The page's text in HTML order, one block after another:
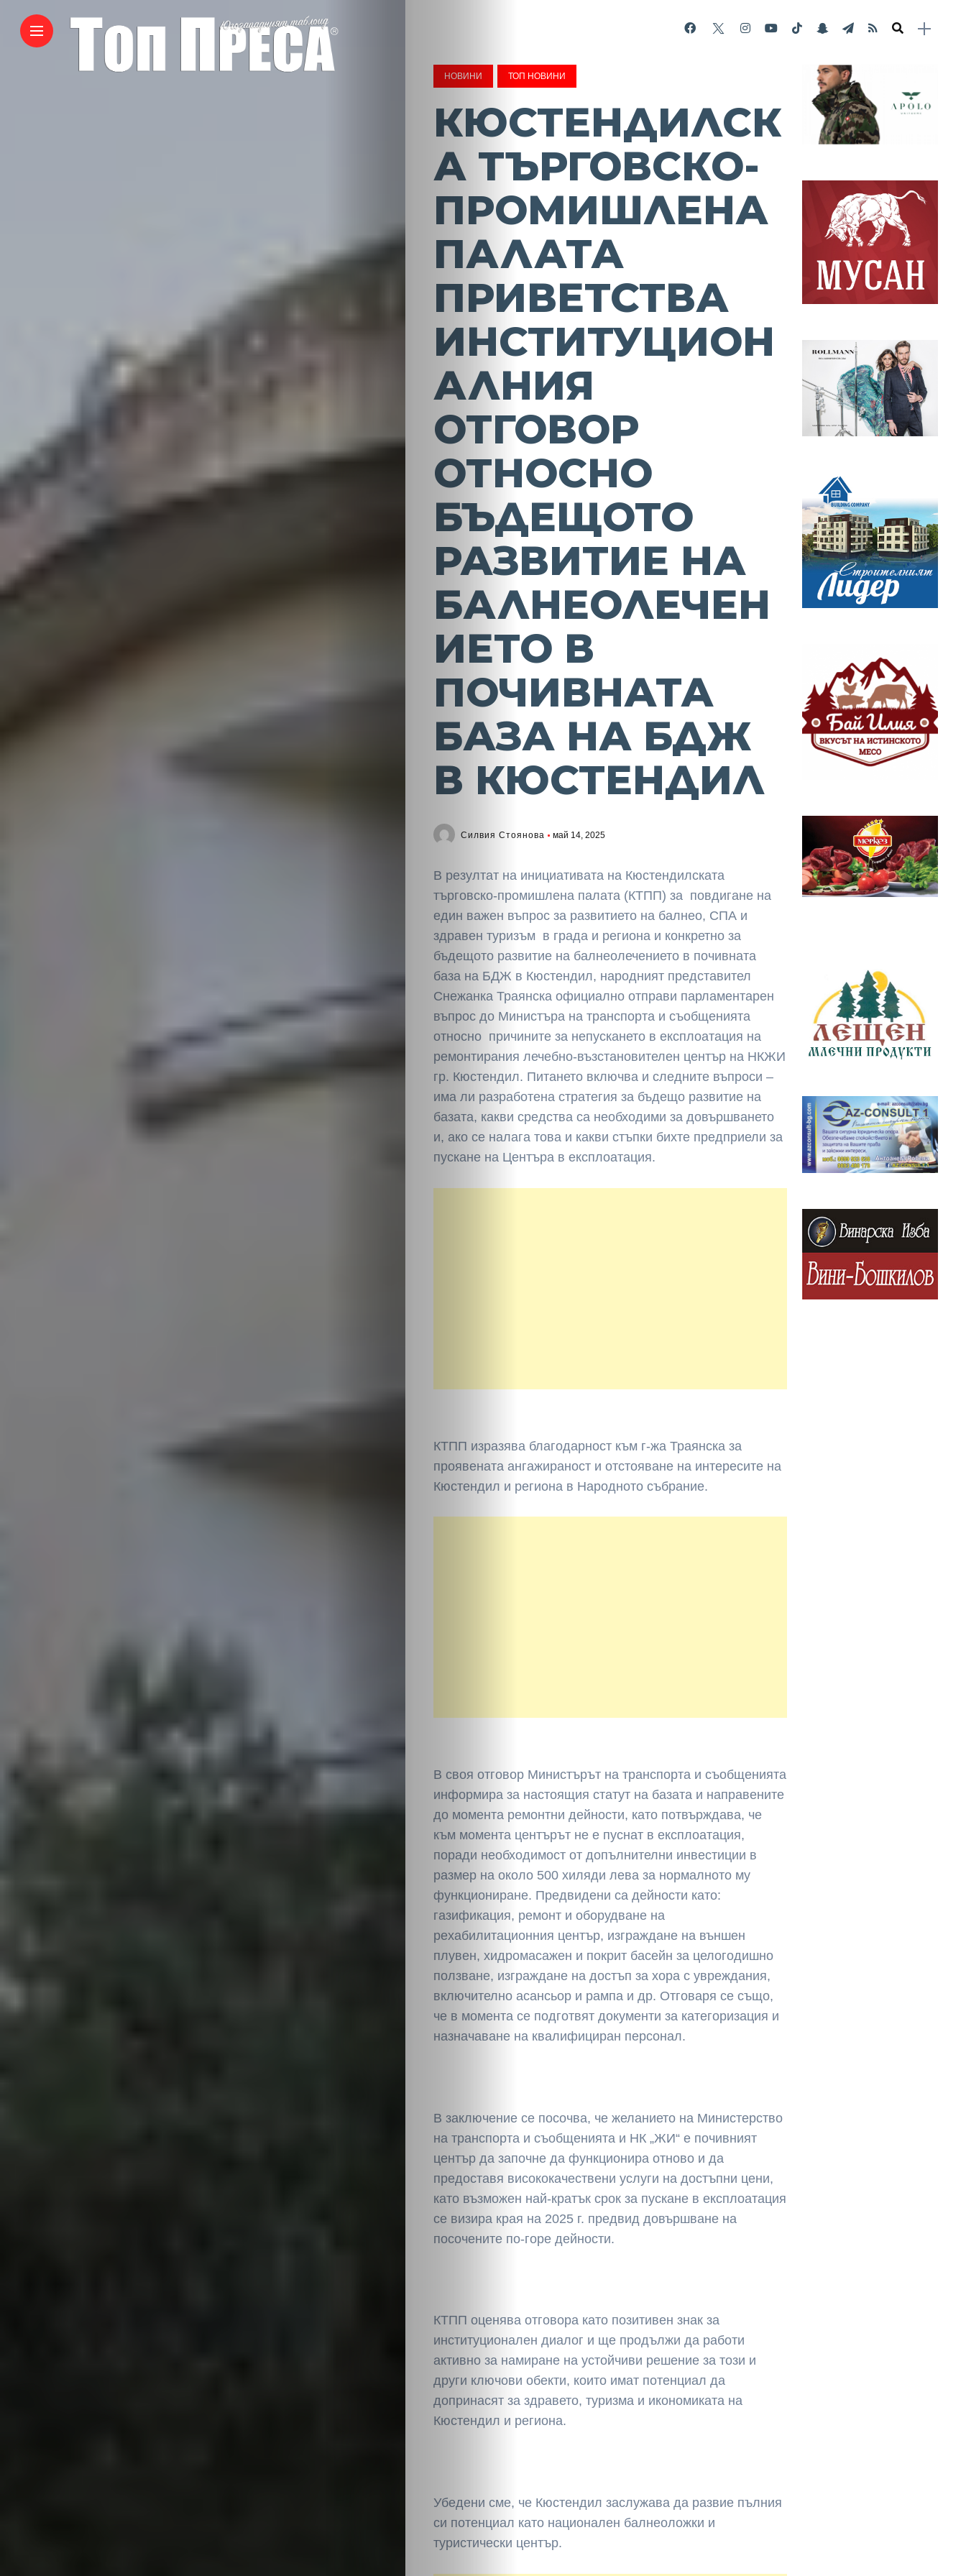
Политика
Разследване
Спорт
Малки
Таблоид
Новини
Search
НОВИНИ ТОП НОВИНИ
КЮСТЕНДИЛСК
А ТЪРГОВСКО-
ПРОМИШЛЕНА
ПАЛАТА
ПРИВЕТСТВА
ИНСТИТУЦИОН
АЛНИЯ
ОТГОВОР
ОТНОСНО
БЪДЕЩОТО
РАЗВИТИЕ НА
БАЛНЕОЛЕЧЕН
ИЕТО В
ПОЧИВНАТА
БАЗА НА БДЖ
В КЮСТЕНДИЛ
Силвия Стоянова май 14, 2025
В резултат на инициативата на Кюстендилската
търговско-промишлена палата (КТПП) за повдигане на
един важен въпрос за развитието на балнео, СПА и
здравен туризъм в града и региона и конкретно за
бъдещото развитие на балнеолечението в почивната
база на БДЖ в Кюстендил, народният представител
Снежанка Траянска официално отправи парламентарен
въпрос до Министъра на транспорта и съобщенията
относно причините за непускането в експлоатация на
ремонтирания лечебно-възстановителен център на НКЖИ
гр. Кюстендил. Питането включва и следните въпроси –
има ли разработена стратегия за бъдещо развитие на
базата, какви средства са необходими за довършването
и, ако се налага това и какви стъпки бихте предприели за
пускане на Центъра в експлоатация.
КТПП изразява благодарност към г-жа Траянска за
проявената ангажираност и отстояване на интересите на
Кюстендил и региона в Народното събрание.
В своя отговор Министърът на транспорта и съобщенията
информира за настоящия статут на базата и направените
до момента ремонтни дейности, като потвърждава, че
към момента центърът не е пуснат в експлоатация,
поради необходимост от допълнителни инвестиции в
размер на около 500 хиляди лева за нормалното му
функциониране. Предвидени са дейности като:
газификация, ремонт и оборудване на
рехабилитационния център, изграждане на външен
плувен, хидромасажен и покрит басейн за целогодишно
ползване, изграждане на достъп за хора с увреждания,
включително асансьор и рампа и др. Отговаря се също,
че в момента се подготвят документи за категоризация и
назначаване на квалифициран персонал.
В заключение се посочва, че желанието на Министерство
на транспорта и съобщенията и НК „ЖИ“ е почивният
център да започне да функционира отново и да
предоставя висококачествени услуги на достъпни цени,
като възможен най-кратък срок за пускане в експлоатация
се визира края на 2025 г. предвид довършване на
посочените по-горе дейности.
КТПП оценява отговора като позитивен знак за
институционален диалог и ще продължи да работи
активно за намиране на устойчиви решение за този и
други ключови обекти, които имат потенциал да
допринасят за здравето, туризма и икономиката на
Кюстендил и региона.
Убедени сме, че Кюстендил заслужава да развие пълния
си потенциал като национален балнеоложки и
туристически център.